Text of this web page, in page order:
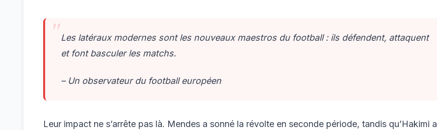
Les latéraux modernes sont les nouveaux maestros du football : ils défendent, attaquent
et font basculer les matchs.
– Un observateur du football européen
Leur impact ne s’arrête pas là. Mendes a sonné la révolte en seconde période, tandis qu’Hakimi a